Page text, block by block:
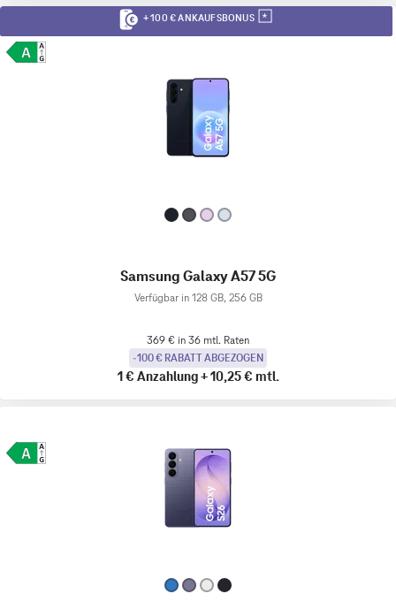
+ 100 € ANKAUFSBONUS
Samsung Galaxy A57 5G
Verfügbar in 128 GB, 256 GB
369 € in 36 mtl. Raten
-100 € RABATT ABGEZOGEN
1 € Anzahlung+10,25 € mtl.